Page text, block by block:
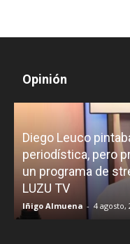
Opinión
Diego Leuco
periodística, pero
un programa de
LUZU TV
Iñigo Almuena - 4 agosto,